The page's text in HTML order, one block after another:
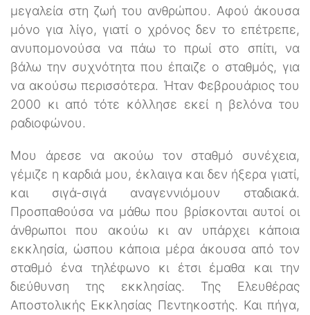
μεγαλεία στη ζωή του ανθρώπου. Αφού άκουσα
μόνο για λίγο, γιατί ο χρόνος δεν το επέτρεπε,
ανυπομονούσα να πάω το πρωί στο σπίτι, να
βάλω την συχνότητα που έπαιζε ο σταθμός, για
να ακούσω περισσότερα. Ήταν Φεβρουάριος του
2000 κι από τότε κόλλησε εκεί η βελόνα του
ραδιοφώνου.
Μου άρεσε να ακούω τον σταθμό συνέχεια,
γέμιζε η καρδιά μου, έκλαιγα και δεν ήξερα γιατί,
και σιγά-σιγά αναγεννιόμουν σταδιακά.
Προσπαθούσα να μάθω που βρίσκονται αυτοί οι
άνθρωποι που ακούω κι αν υπάρχει κάποια
εκκλησία, ώσπου κάποια μέρα άκουσα από τον
σταθμό ένα τηλέφωνο κι έτσι έμαθα και την
διεύθυνση της εκκλησίας. Της Ελευθέρας
Αποστολικής Εκκλησίας Πεντηκοστής. Και πήγα,